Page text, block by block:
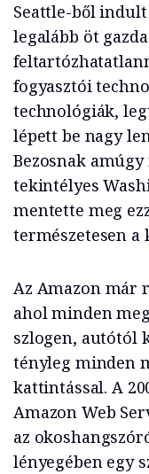
Seattle-ből
legalább öt
fogyasztói
technológiák,
lépett be nagy
Bezosnak
tekintélyes
mentette meg
természetesen a
Az Amazon már
ahol minden
szlogen, autótól
tényleg minden
kattintással. A
Amazon Web
az
lényegében egy